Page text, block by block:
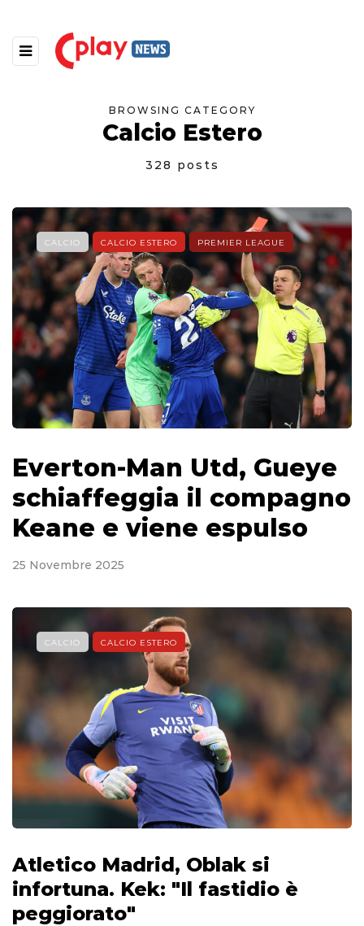
BROWSING CATEGORY
Calcio Estero
328 posts
CALCIO CALCIO ESTERO PREMIER LEAGUE
Everton-Man Utd, Gueye
schiaffeggia il compagno
Keane e viene espulso
25 Novembre 2025
CALCIO CALCIO ESTERO
Atletico Madrid, Oblak si
infortuna. Kek: "Il fastidio è
peggiorato"